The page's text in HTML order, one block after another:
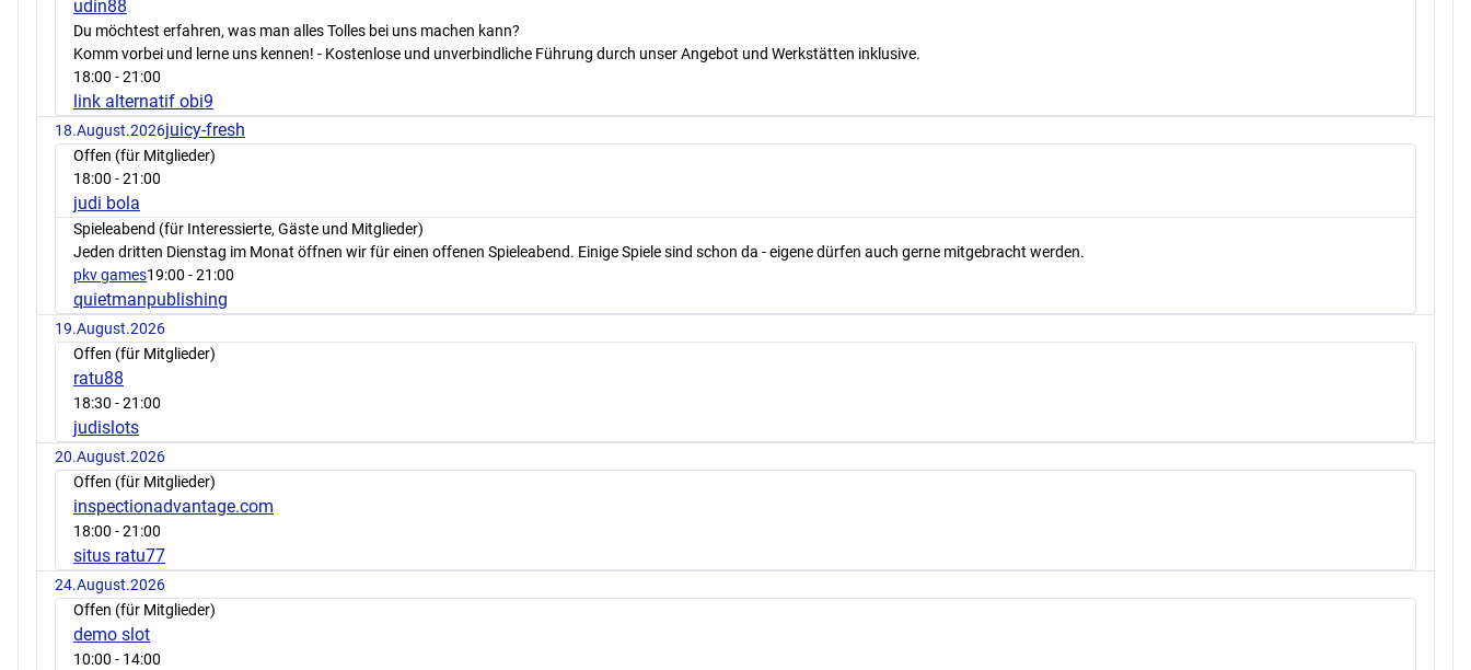
udin88
Du möchtest erfahren, was man alles Tolles bei uns machen kann?
Komm vorbei und lerne uns kennen! - Kostenlose und unverbindliche Führung durch unser Angebot und Werkstätten inklusive.
18:00 - 21:00
link alternatif obi9
18.August.2026juicy-fresh
Offen (für Mitglieder)
18:00 - 21:00
judi bola
Spieleabend (für Interessierte, Gäste und Mitglieder)
Jeden dritten Dienstag im Monat öffnen wir für einen offenen Spieleabend. Einige Spiele sind schon da - eigene dürfen auch gerne mitgebracht werden.
pkv games19:00 - 21:00
quietmanpublishing
19.August.2026
Offen (für Mitglieder)
ratu88
18:30 - 21:00
judislots
20.August.2026
Offen (für Mitglieder)
inspectionadvantage.com
18:00 - 21:00
situs ratu77
24.August.2026
Offen (für Mitglieder)
demo slot
10:00 - 14:00